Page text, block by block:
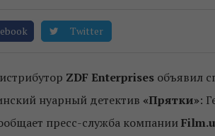
Twitter
ZDF Enterprises объявил
нуарный детектив «Прятки»:
пресс-служба компанииFilm.